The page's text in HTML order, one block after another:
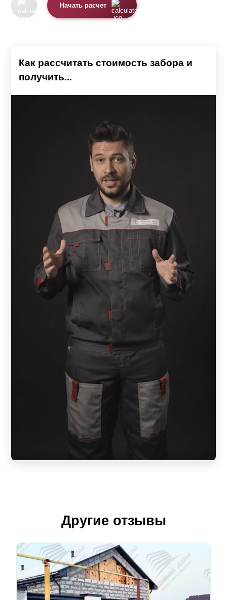
Начать расчет
Как рассчитать стоимость забора и
получить...
Другие отзывы